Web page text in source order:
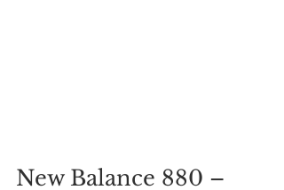
New Balance 880 –